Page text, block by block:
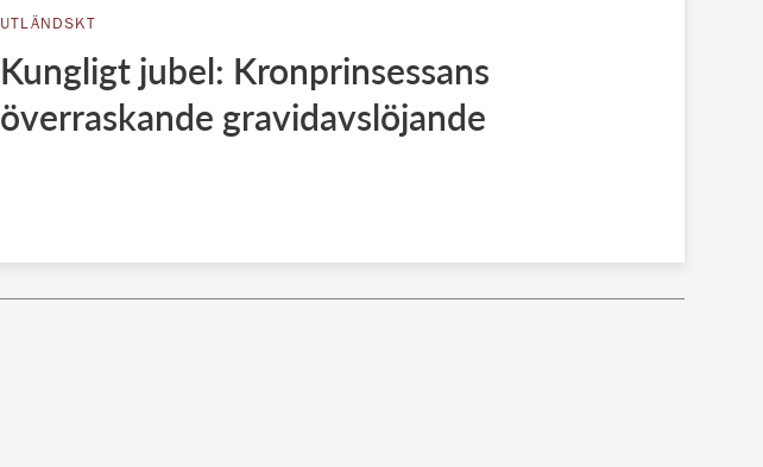
UTLÄNDSKT
Kungligt jubel: Kronprinsessans
överraskande gravidavslöjande